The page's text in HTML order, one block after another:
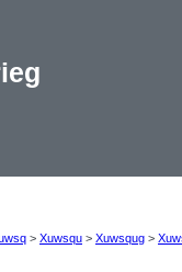
> Xuwsqu > Xuwsqug >